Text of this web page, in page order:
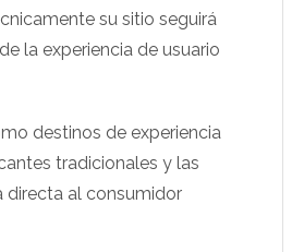
su sitio seguirá
la experiencia de usuario
destinos de experiencia
tradicionales y las
directa al consumidor